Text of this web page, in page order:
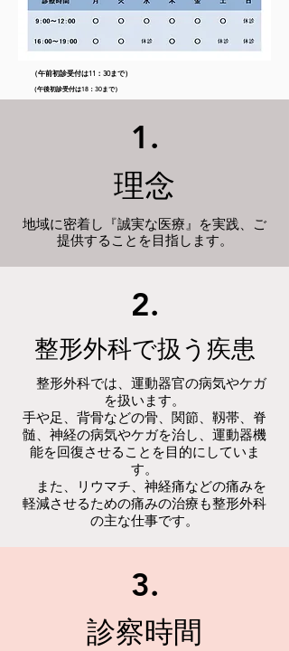
（午前初診受付は11：30まで）
（午後初診受付は18：30まで）
1.
理念
地域に密着し『誠実な医療』を実践、ご
提供することを目指します。
2.
整形外科で扱う疾患
整形外科では、運動器官の病気やケガ
を扱います。
手や足、背骨などの骨、関節、靱帯、脊
髄、神経の病気やケガを治し、運動器機
能を回復させることを目的にしていま
す。
また、リウマチ、神経痛などの痛みを
軽減させるための痛みの治療も整形外科
の主な仕事です。
3.
診察時間